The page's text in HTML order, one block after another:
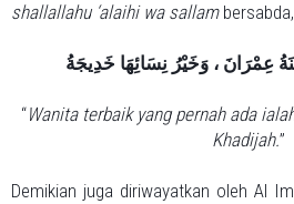
shallallahu ‘alaihi wa sallambersabda,
عِمْرَانَ ، وَخَيْرُ نِسَائِهَا خَدِيجَةُ
“Wanita terbaik yang pernah ada
Khadijah.”
Demikian juga diriwayatkan oleh Al